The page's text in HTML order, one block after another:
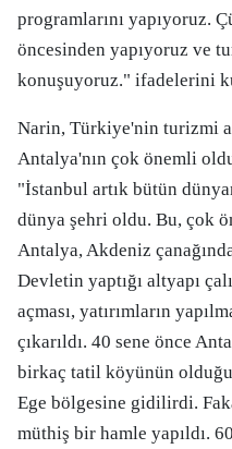
programlarını yapıyoruz.
öncesinden yapıyoruz ve
konuşuyoruz." ifadelerini
Narin, Türkiye'nin turizmi
Antalya'nın çok önemli
"İstanbul artık bütün
dünya şehri oldu. Bu, çok
Antalya, Akdeniz
Devletin yaptığı altyapı
açması, yatırımların
çıkarıldı. 40 sene önce
birkaç tatil köyünün
Ege bölgesine gidilirdi.
müthiş bir hamle yapıldı.